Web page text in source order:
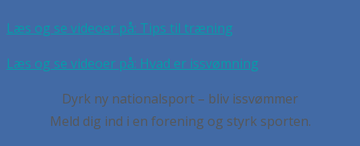
Læs og se videoer på: Tips til træning
Læs og se videoer på: Hvad er issvømning
Dyrk ny nationalsport – bliv issvømmer
Meld dig ind i en forening og styrk sporten.